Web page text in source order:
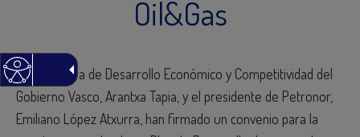
Oil&Gas
La consejera de Desarrollo Económico y Competitividad del
Gobierno Vasco, Arantxa Tapia, y el presidente de Petronor,
Emiliano López Atxurra, han firmado un convenio para la